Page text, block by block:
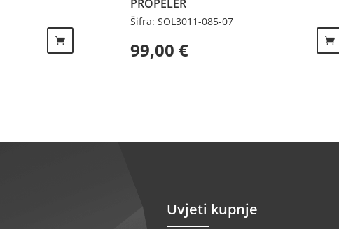
PROPELER
Šifra: SOL3011-085-07
99,00 €
Uvjeti kupnje